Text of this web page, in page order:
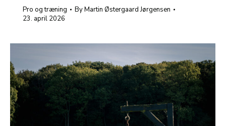
Pro og træning ByMartin Østergaard Jørgensen
23. april 2026